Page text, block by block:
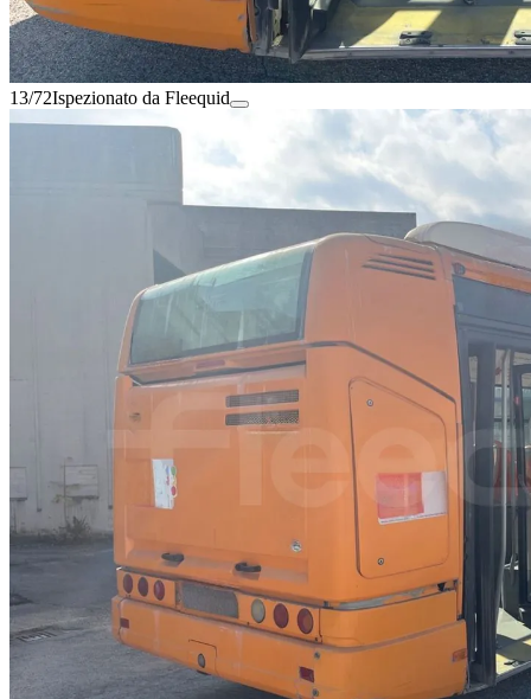
13/72Ispezionato da Fleequid